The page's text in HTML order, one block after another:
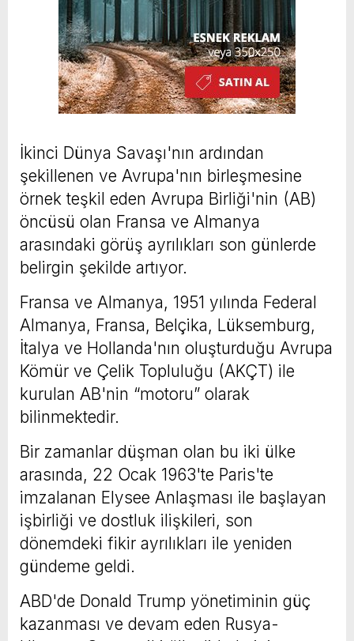
İkinci Dünya Savaşı'nın ardından
şekillenen ve Avrupa'nın birleşmesine
örnek teşkil eden Avrupa Birliği'nin (AB)
öncüsü olan Fransa ve Almanya
arasındaki görüş ayrılıkları son günlerde
belirgin şekilde artıyor.
Fransa ve Almanya, 1951 yılında Federal
Almanya, Fransa, Belçika, Lüksemburg,
İtalya ve Hollanda'nın oluşturduğu Avrupa
Kömür ve Çelik Topluluğu (AKÇT) ile
kurulan AB'nin “motoru” olarak
bilinmektedir.
Bir zamanlar düşman olan bu iki ülke
arasında, 22 Ocak 1963'te Paris'te
imzalanan Elysee Anlaşması ile başlayan
işbirliği ve dostluk ilişkileri, son
dönemdeki fikir ayrılıkları ile yeniden
gündeme geldi.
ABD'de Donald Trump yönetiminin güç
kazanması ve devam eden Rusya-